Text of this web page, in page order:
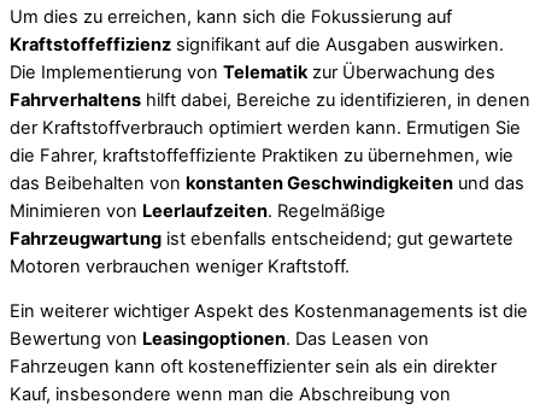
Um dies zu erreichen, kann sich die Fokussierung auf
Kraftstoffeffizienz signifikant auf die Ausgaben auswirken.
Die Implementierung von Telematikzur Überwachung des
Fahrverhaltens hilft dabei, Bereiche zu identifizieren, in denen
der Kraftstoffverbrauch optimiert werden kann. Ermutigen Sie
die Fahrer, kraftstoffeffiziente Praktiken zu übernehmen, wie
das Beibehalten von konstanten Geschwindigkeiten und das
Minimieren von Leerlaufzeiten. Regelmäßige
Fahrzeugwartung ist ebenfalls entscheidend; gut gewartete
Motoren verbrauchen weniger Kraftstoff.
Ein weiterer wichtiger Aspekt des Kostenmanagements ist die
Bewertung von Leasingoptionen. Das Leasen von
Fahrzeugen kann oft kosteneffizienter sein als ein direkter
Kauf, insbesondere wenn man die Abschreibung von